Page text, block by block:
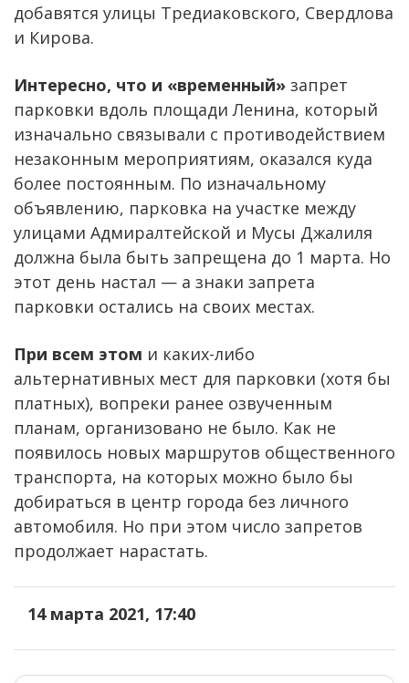
добавятся улицы Тредиаковского, Свердлова
и Кирова.
Интересно, что и «временный» запрет
парковки вдоль площади Ленина, который
изначально связывали с противодействием
незаконным мероприятиям, оказался куда
более постоянным. По изначальному
объявлению, парковка на участке между
улицами Адмиралтейской и Мусы Джалиля
должна была быть запрещена до 1 марта. Но
этот день настал — а знаки запрета
парковки остались на своих местах.
При всем этом и каких-либо
альтернативных мест для парковки (хотя бы
платных), вопреки ранее озвученным
планам, организовано не было. Как не
появилось новых маршрутов общественного
транспорта, на которых можно было бы
добираться в центр города без личного
автомобиля. Но при этом число запретов
продолжает нарастать.
14 марта 2021, 17:40